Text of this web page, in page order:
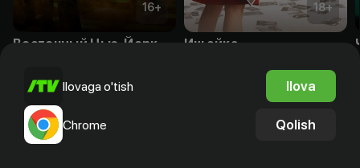
16+
Восточный Нью-Йорк
18+
Ищейка
Ilovaga o'tish Ilova
Chrome Qolish